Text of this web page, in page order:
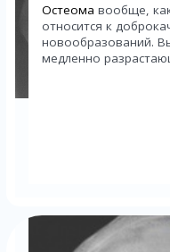
Остеома вообще,
относится к
новообразований.
медленно